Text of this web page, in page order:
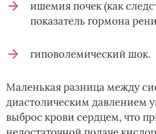
ишемия почек (как
показатель гормона
гиповолемический шок.
Маленькая разница между
диастолическим давлением
выброс крови сердцем, что